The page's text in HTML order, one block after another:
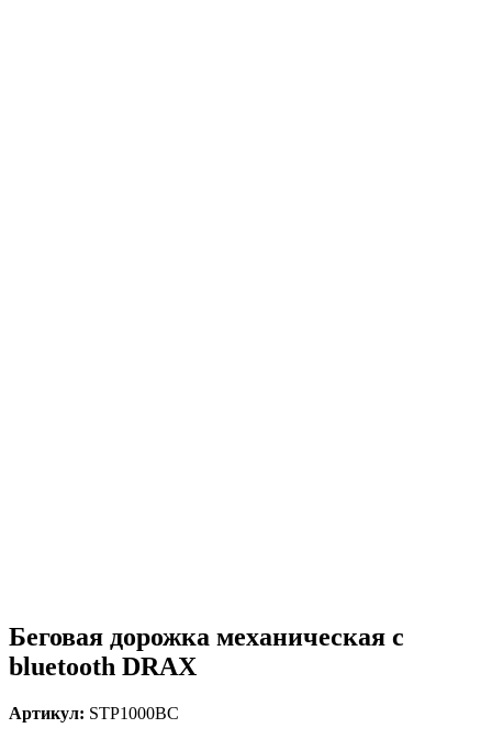
Беговая дорожка механическая с
bluetooth DRAX
Артикул: STP1000ВC